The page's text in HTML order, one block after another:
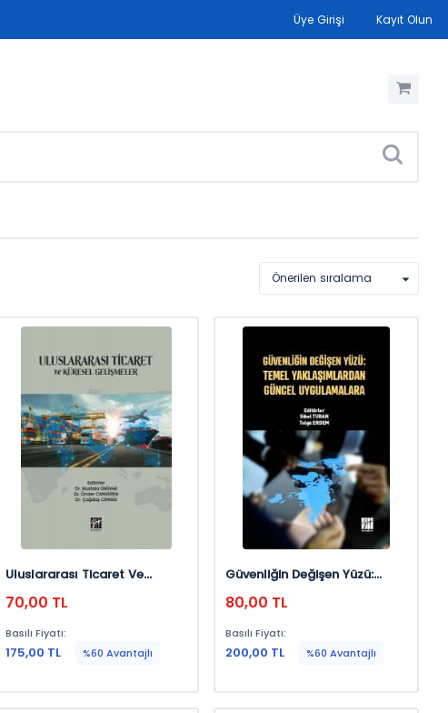
Üye Girişi Kayıt Olun
Önerilen sıralama
Uluslararası Ticaret Ve
70,00 TL
Basılı Fiyatı:
175,00 TL %60 Avantajlı
Güvenliğin Değişen Yüzü:
Güncel Uygulamaları
80,00 TL
Basılı Fiyatı:
200,00 TL %60 Avantajlı